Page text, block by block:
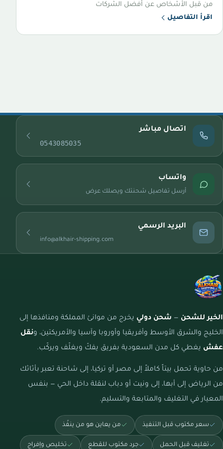
من قبل الأشخاص عن أفضل الشركات
اقرأ التفاصيل
اتصال مباشر
0543085035
واتساب
أرسل تفاصيل شحنتك ويصلك عرض
البريد الرسمي
info@alkhair-shipping.com
الخير للشحن — شحن دولي يخرج من موانئ المملكة ومنافذها إلى
الخليج والشرق الأوسط وأفريقيا وأوروبا وآسيا والأمريكتين، ونقل
عفش يغطي كل مدن السعودية بفريق يفكّ ويغلّف ويركّب.
من حاوية تحمل بيتاً كاملاً إلى مصر أو تركيا، إلى شاحنة تعبر بأثاثك
من الرياض إلى أبها، إلى ونيت أو دباب لنقلة داخل الحي — بنفس
المعيار في التغليف والمتابعة والتسليم.
سعر مكتوب قبل التنفيذ من يعاين هو من ينفّذ
تغليف قبل الحمل جرد مكتوب للقطع تخليص وإفراج